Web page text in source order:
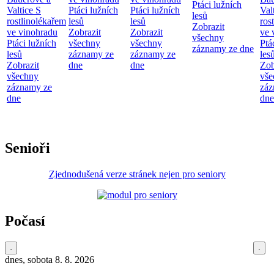
Valtice S
rostlinolékařem
ve vinohradu
Ptáci lužních
lesů
Zobrazit
všechny
záznamy ze
dne
Ptáci lužních
lesů
Zobrazit
všechny
záznamy ze
dne
Ptáci lužních
lesů
Zobrazit
všechny
záznamy ze
dne
Ptáci lužních
lesů
Zobrazit
všechny
záznamy ze dne
ve
dne
Senioři
Zjednodušená verze stránek nejen pro seniory
Počasí
dnes, sobota 8. 8. 2026